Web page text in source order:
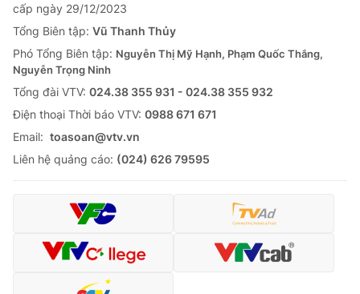
cấp ngày 29/12/2023
Tổng Biên tập: Vũ Thanh Thủy
Phó Tổng Biên tập: Nguyễn Thị Mỹ Hạnh, Phạm Quốc Thắng,
Nguyễn Trọng Ninh
Tổng đài VTV: 024.38 355 931 - 024.38 355 932
Ðiện thoại Thời báo VTV: 0988 671 671
Email: toasoan@vtv.vn
Liên hệ quảng cáo: (024) 626 79595